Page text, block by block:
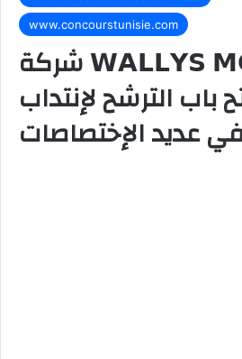
www.concourstunisie.com
شركة 𝗪𝗔𝗟𝗟𝗬𝗦 𝗠𝗢𝗧𝗢𝗥𝗦
باب الترشح لإنتداب
عديد الإختصاصات